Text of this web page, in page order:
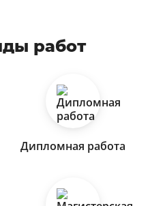
работ
Дипломная работа